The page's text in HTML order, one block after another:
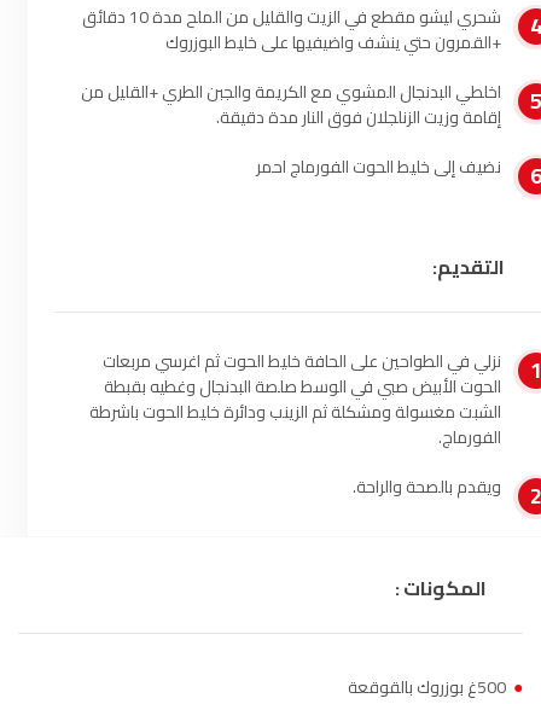
الحسيمة 97.7FM
أكادير 100.4 FM
4
شحري ليشو مقطع في الزيت والقليل من الملح مدة 10 دقائق
+القمرون حتي ينشف واضيفيها على خليط البوزروك
5
اخلطي البدنجال المشوي مع الكريمة والجبن الطري +القليل من
إقامة وزيت الزنلجلان فوق النار مدة دقيقة.
6 نضيف إلى خليط الحوت الفورماج احمر
التقديم:
1
نزلي في الطواحين على الحافة خليط الحوت ثم اغرسي مربعات
الحوت الأبيض صبي في الوسط صلصة البدنجال وغطيه بقبطة
الشبت مغسولة ومشكلة ثم الزينب ودائرة خليط الحوت باشرطة
الفورماج.
2 ويقدم بالصحة والراحة.
المكونات :
● 500غ بوزروك بالقوقعة